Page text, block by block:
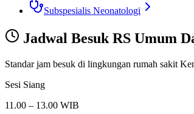
Subspesialis Neonatologi
Jadwal Besuk RS Umum
Standar jam besuk di lingkungan rumah sakit
Sesi Siang
11.00 – 13.00 WIB